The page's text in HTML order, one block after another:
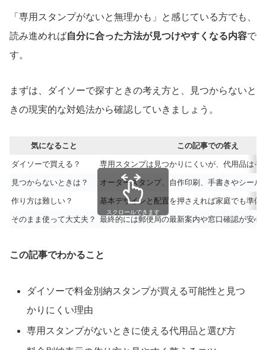
「専用スタンプがないと無理かも」と感じている方でも、
読み進めれば自分に合った方法が見つけやすくなる内容で
す。
まずは、ダイソーで探すときの考え方と、見つからないと
きの現実的な対処法から確認していきましょう。
気になること この記事での答え
ダイソーで買える？ 専用スタンプは見つかりにくいが、代用品はそ
見つからないときは？ オーダースタンプ、自作印刷、手書きやシール
作り方は難しい？ 基本デザインと配置を押さえれば家庭でも準備
そのまま使って大丈夫？ 最終的には郵便局の最新案内や窓口確認が安心
スクロールできます
この記事でわかること
ダイソーで料金別納スタンプが買える可能性と見つ
かりにくい理由
専用スタンプがないときに使える代用品と選び方